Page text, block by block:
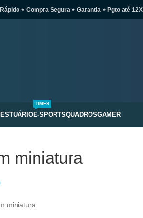
⋆ Compra Segura ⋆ Garantia ⋆ Pgto até 12X
E-SPORTS
TIMES
QUADROSGAMER
miniatura
miniatura.